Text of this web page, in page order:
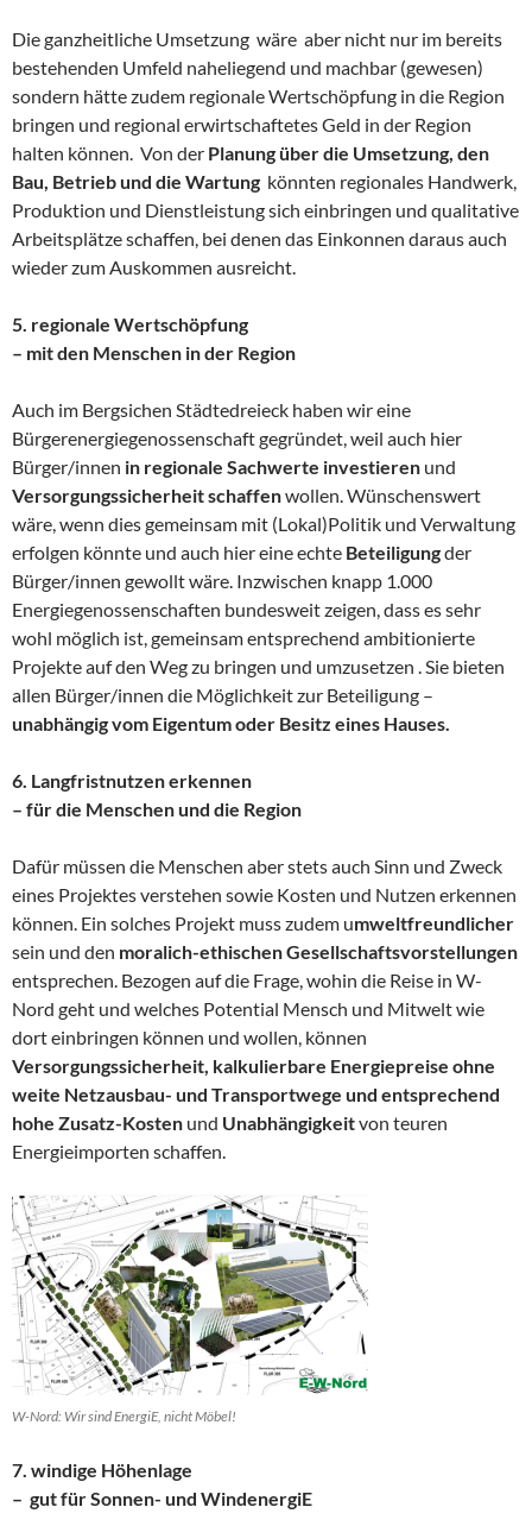
Die ganzheitliche Umsetzung wäre aber nicht nur im bereits
bestehenden Umfeld naheliegend und machbar (gewesen)
sondern hätte zudem regionale Wertschöpfung in die Region
bringen und regional erwirtschaftetes Geld in der Region
halten können. Von der Planung über die Umsetzung, den
Bau, Betrieb und die Wartung könnten regionales Handwerk,
Produktion und Dienstleistung sich einbringen und qualitative
Arbeitsplätze schaffen, bei denen das Einkonnen daraus auch
wieder zum Auskommen ausreicht.
5. regionale Wertschöpfung
– mit den Menschen in der Region
Auch im Bergsichen Städtedreieck haben wir eine
Bürgerenergiegenossenschaft gegründet, weil auch hier
Bürger/innen in regionale Sachwerte investieren und
Versorgungssicherheit schaffenwollen. Wünschenswert
wäre, wenn dies gemeinsam mit (Lokal)Politik und Verwaltung
erfolgen könnte und auch hier eine echte Beteiligungder
Bürger/innen gewollt wäre. Inzwischen knapp 1.000
Energiegenossenschaften bundesweit zeigen, dass es sehr
wohl möglich ist, gemeinsam entsprechend ambitionierte
Projekte auf den Weg zu bringen und umzusetzen . Sie bieten
allen Bürger/innen die Möglichkeit zur Beteiligung –
unabhängig vom Eigentum oder Besitz eines Hauses.
6. Langfristnutzen erkennen
– für die Menschen und die Region
Dafür müssen die Menschen aber stets auch Sinn und Zweck
eines Projektes verstehen sowie Kosten und Nutzen erkennen
können. Ein solches Projekt muss zudem umweltfreundlicher
sein und den moralich-ethischen Gesellschaftsvorstellungen
entsprechen. Bezogen auf die Frage, wohin die Reise in W-
Nord geht und welches Potential Mensch und Mitwelt wie
dort einbringen können und wollen, können
Versorgungssicherheit, kalkulierbare Energiepreise ohne
weite Netzausbau- und Transportwege und entsprechend
hohe Zusatz-Kosten und Unabhängigkeitvon teuren
Energieimporten schaffen.
W-Nord: Wir sind EnergiE, nicht Möbel!
7. windige Höhenlage
– gut für Sonnen- und WindenergiE